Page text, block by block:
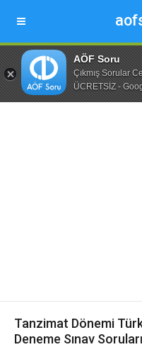
AÖF Soru
Çıkmış Sorular
ÜCRETSİZ -
Tanzimat Dönemi Türk
Deneme Sınav Soruları